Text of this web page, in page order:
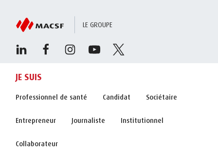
LE GROUPE
JE SUIS
Professionnel de santé Candidat Sociétaire
Entrepreneur Journaliste Institutionnel
Collaborateur